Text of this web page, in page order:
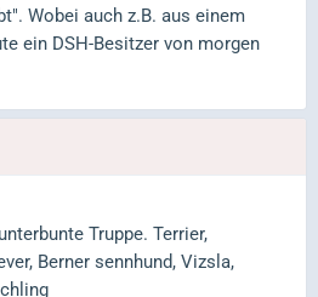
Wobei auch z.B. aus einem
ein DSH-Besitzer von morgen
Truppe. Terrier,
Berner sennhund, Vizsla,